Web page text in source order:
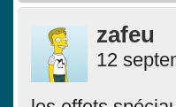
zafeu
12